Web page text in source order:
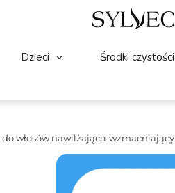
Dzieci Środki czystości
do włosów nawilżająco-wzmacniający
NOWOŚĆ!